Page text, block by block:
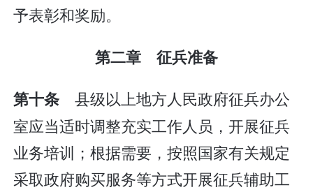
予表彰和奖励。
第二章 征兵准备
第十条 县级以上地方人民政府征兵办公
室应当适时调整充实工作人员，开展征兵
业务培训；根据需要，按照国家有关规定
采取政府购买服务等方式开展征兵辅助工